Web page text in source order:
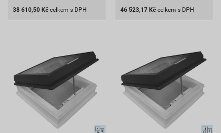
38 610,50 Kč celkem s DPH 46 523,17 Kč celkem s DPH